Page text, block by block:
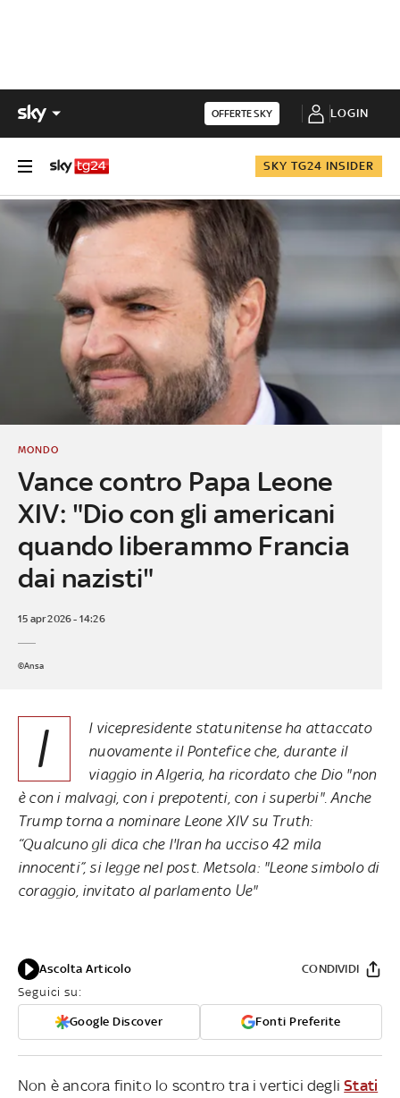
OFFERTE SKY LOGIN
SKY TG24 INSIDER
Vance contro Papa Leone
XIV: "Dio con gli americani
quando liberammo Francia
dai nazisti"
MONDO
15 apr 2026 - 14:26
©Ansa
I
l vicepresidente statunitense ha attaccato
nuovamente il Pontefice che, durante il
viaggio in Algeria, ha ricordato che Dio "non
è con i malvagi, con i prepotenti, con i superbi". Anche
Trump torna a nominare Leone XIV su Truth:
“Qualcuno gli dica che l'Iran ha ucciso 42 mila
innocenti”, si legge nel post. Metsola: "Leone simbolo di
coraggio, invitato al parlamento Ue"
Ascolta Articolo
Seguici su:
Google Discover Fonti Preferite
CONDIVIDI
Non è ancora finito lo scontro tra i vertici degliStati